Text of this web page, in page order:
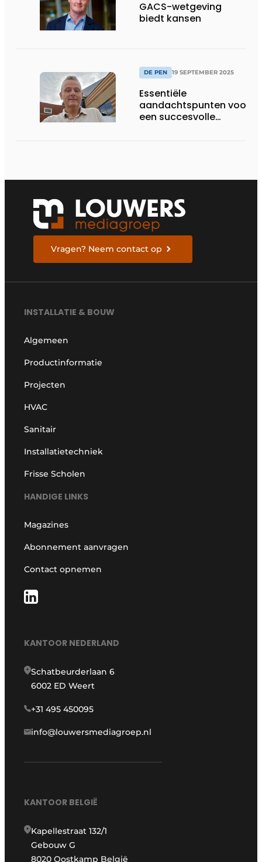
GACS-wetgeving
biedt kansen
DE PEN 19 SEPTEMBER 2025
Essentiële
aandachtspunten voor
een succesvolle
Vragen? Neem contact op
INSTALLATIE & BOUW
Algemeen
Productinformatie
Projecten
HVAC
Sanitair
Installatietechniek
Frisse Scholen
HANDIGE LINKS
Magazines
Abonnement aanvragen
Contact opnemen
KANTOOR NEDERLAND
Schatbeurderlaan 6
6002 ED Weert
+31 495 450095
info@louwersmediagroep.nl
KANTOOR BELGIË
Kapellestraat 132/1
Gebouw G
8020 Oostkamp België